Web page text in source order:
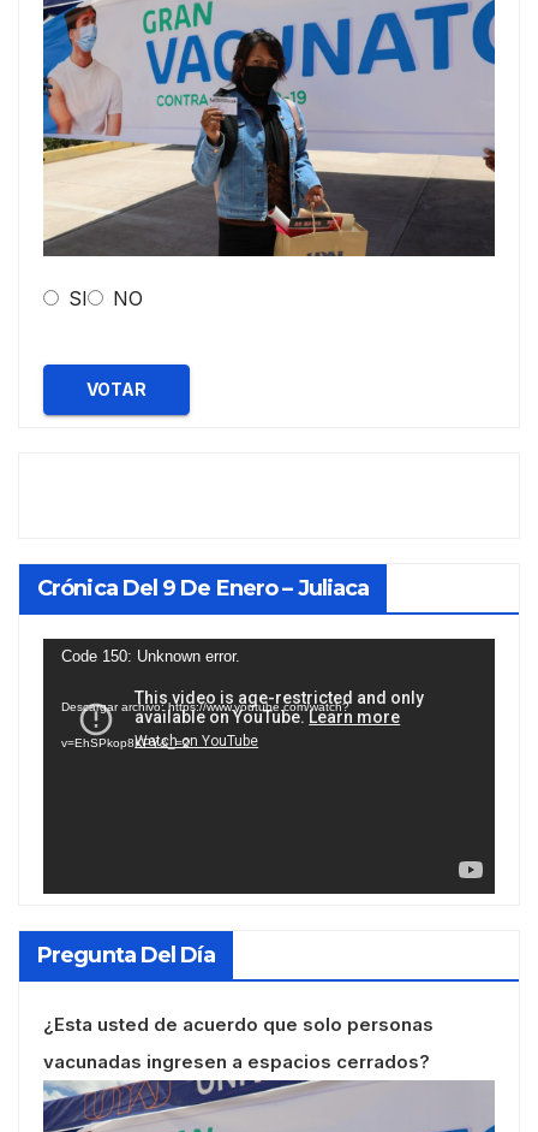
SI NO
VOTAR
Crónica Del 9 De Enero – Juliaca
Reproductor
vídeo
Code 150: Unknown error.
Descargar archivo: https://www.youtube.com/watch?
v=EhSPkop8KPY&_=2
Pregunta Del Día
¿Esta usted de acuerdo que solo personas
vacunadas ingresen a espacios cerrados?